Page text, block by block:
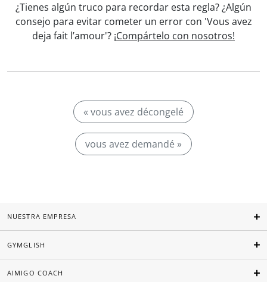
¿Tienes algún truco para recordar esta regla? ¿Algún
consejo para evitar cometer un error con 'Vous avez
deja fait l’amour'? ¡Compártelo con nosotros!
« vous avez décongelé
vous avez demandé »
NUESTRA EMPRESA
GYMGLISH
AIMIGO COACH